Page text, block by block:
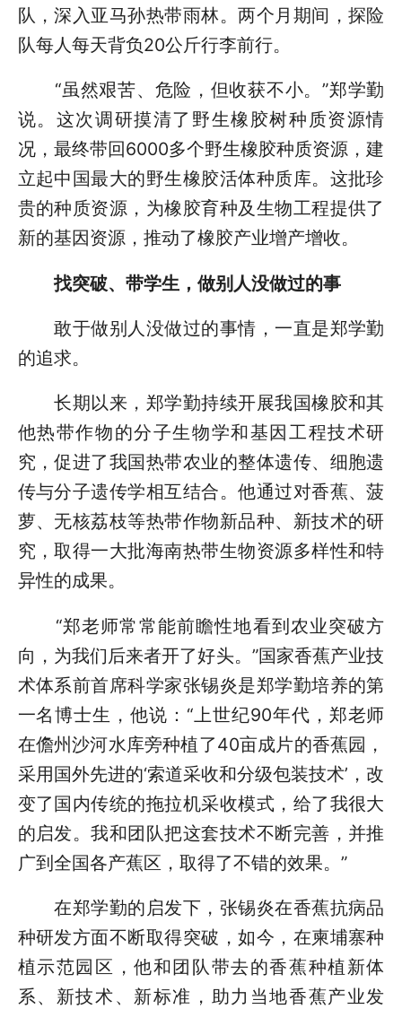
队，深入亚马孙热带雨林。两个月期间，探险
队每人每天背负20公斤行李前行。
“虽然艰苦、危险，但收获不小。”郑学勤
说。这次调研摸清了野生橡胶树种质资源情
况，最终带回6000多个野生橡胶种质资源，建
立起中国最大的野生橡胶活体种质库。这批珍
贵的种质资源，为橡胶育种及生物工程提供了
新的基因资源，推动了橡胶产业增产增收。
找突破、带学生，做别人没做过的事
敢于做别人没做过的事情，一直是郑学勤
的追求。
长期以来，郑学勤持续开展我国橡胶和其
他热带作物的分子生物学和基因工程技术研
究，促进了我国热带农业的整体遗传、细胞遗
传与分子遗传学相互结合。他通过对香蕉、菠
萝、无核荔枝等热带作物新品种、新技术的研
究，取得一大批海南热带生物资源多样性和特
异性的成果。
“郑老师常常能前瞻性地看到农业突破方
向，为我们后来者开了好头。”国家香蕉产业技
术体系前首席科学家张锡炎是郑学勤培养的第
一名博士生，他说：“上世纪90年代，郑老师
在儋州沙河水库旁种植了40亩成片的香蕉园，
采用国外先进的‘索道采收和分级包装技术’，改
变了国内传统的拖拉机采收模式，给了我很大
的启发。我和团队把这套技术不断完善，并推
广到全国各产蕉区，取得了不错的效果。”
在郑学勤的启发下，张锡炎在香蕉抗病品
种研发方面不断取得突破，如今，在柬埔寨种
植示范园区，他和团队带去的香蕉种植新体
系、新技术、新标准，助力当地香蕉产业发